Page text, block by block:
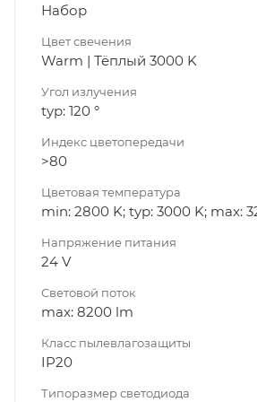
Набор
Цвет свечения
Warm | Тёплый 3000 K
Угол излучения
typ: 120 °
Индекс цветопередачи
>80
Цветовая температура
min: 2800 K; typ: 3000 K; max:
Напряжение питания
24 V
Световой поток
max: 8200 lm
Класс пылевлагозащиты
IP20
Типоразмер светодиода